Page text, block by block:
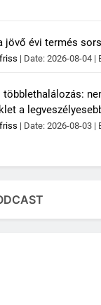
jövő évi termés
Date: 2026-08-04
a
Date: 2026-08-03